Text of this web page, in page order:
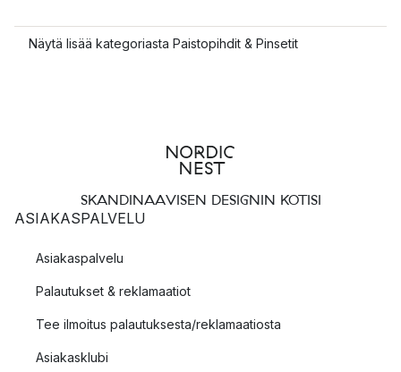
Näytä lisää kategoriasta Paistopihdit & Pinsetit
SKANDINAAVISEN DESIGNIN KOTISI
ASIAKASPALVELU
Asiakaspalvelu
Palautukset & reklamaatiot
Tee ilmoitus palautuksesta/reklamaatiosta
Asiakasklubi